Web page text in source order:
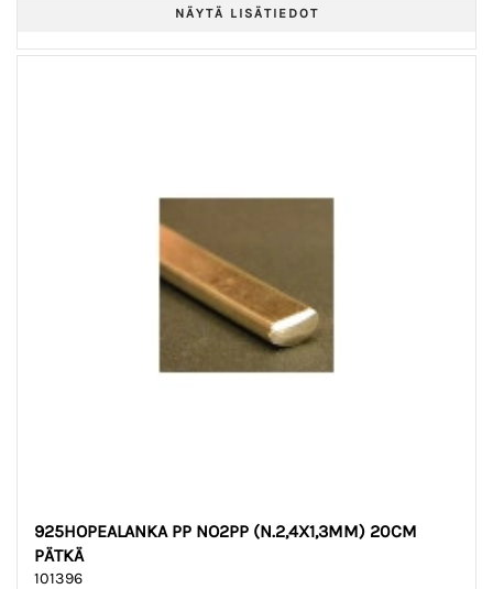
925HOPEALANKA PP NO2PP (N.2,4X1,3MM) 20CM
PÄTKÄ
101396